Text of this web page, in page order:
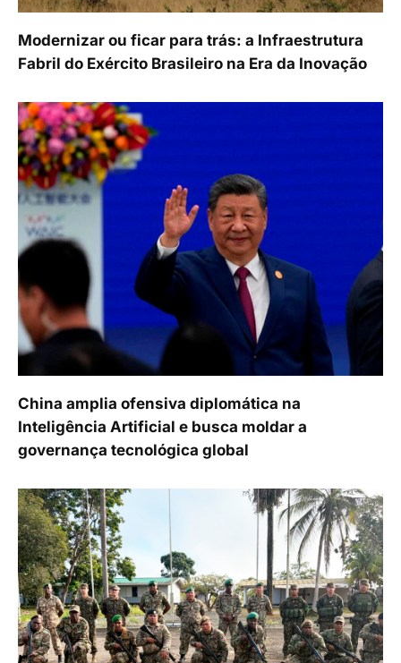
Modernizar ou ficar para trás: a Infraestrutura
Fabril do Exército Brasileiro na Era da Inovação
China amplia ofensiva diplomática na
Inteligência Artificial e busca moldar a
governança tecnológica global